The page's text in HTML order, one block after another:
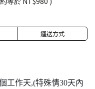
運送方式
工作天,(特殊情30天內